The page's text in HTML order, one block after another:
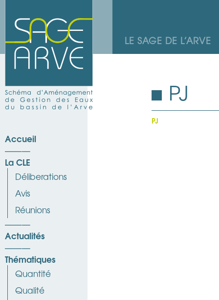
LE SAGE DE L’ARVE
Accueil
La CLE
Déliberations
Avis
Réunions
Actualités
Thématiques
Quantité
Qualité
PJ
PJ